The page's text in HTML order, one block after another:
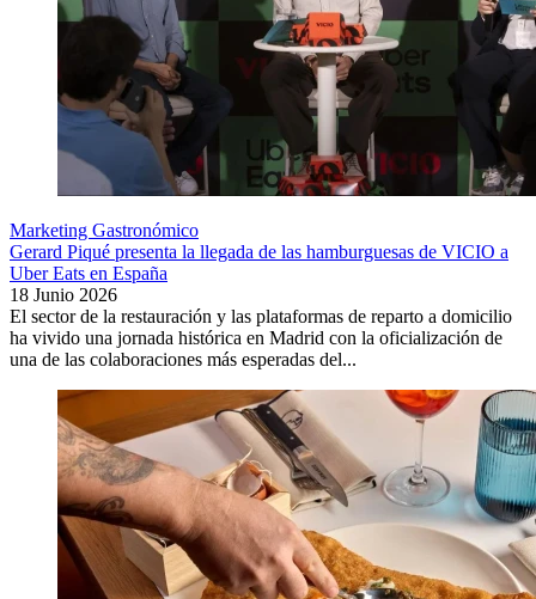
Marketing Gastronómico
Gerard Piqué presenta la llegada de las hamburguesas de VICIO a
Uber Eats en España
18 Junio 2026
El sector de la restauración y las plataformas de reparto a domicilio
ha vivido una jornada histórica en Madrid con la oficialización de
una de las colaboraciones más esperadas del...